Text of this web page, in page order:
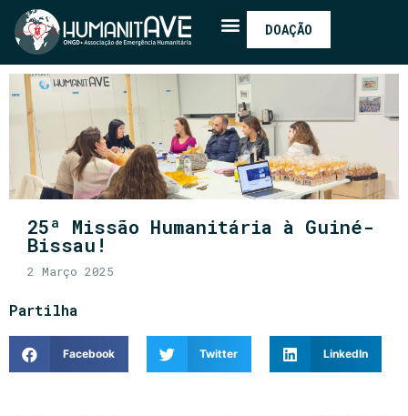
DOAÇÃO
25ª Missão Humanitária à Guiné-
Bissau!
2 Março 2025
Partilha
Facebook Twitter LinkedIn